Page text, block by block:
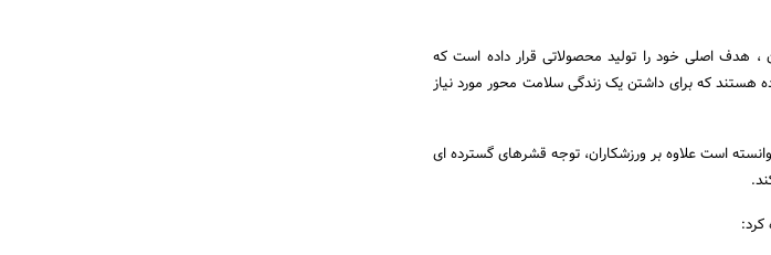
، هدف اصلی خود را تولید محصولاتی قرار داده است که
هستند که برای داشتن یک زندگی سلامت محور مورد نیاز
است علاوه بر ورزشکاران، توجه قشرهای گسترده ای
کرد:‌‌